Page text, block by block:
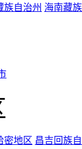
族自治州 海南藏
密地区 昌吉回族